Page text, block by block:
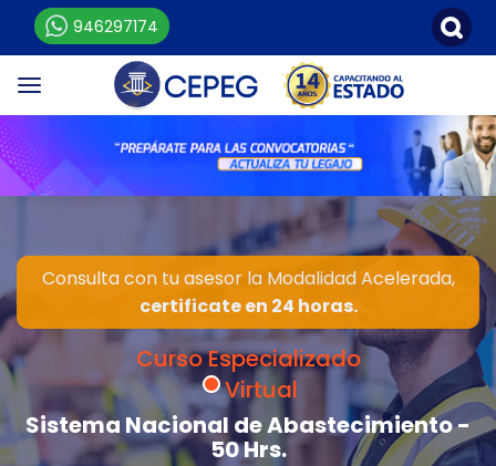
946297174
Consulta con tu asesor la Modalidad Acelerada,
certificate en 24 horas.
Curso Especializado
Virtual
Sistema Nacional de Abastecimiento -
50 Hrs.